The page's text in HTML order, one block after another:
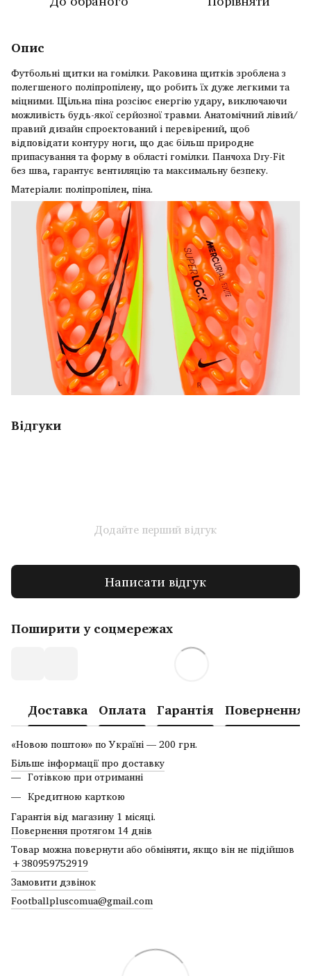
Опис
Футбольні щитки на гомілки. Раковина щитків зроблена з
полегшеного поліпропілену, що робить їх дуже легкими та
міцними. Щільна піна розсіює енергію удару, виключаючи
можливість будь-якої серйозної травми. Анатомічний лівий/
правий дизайн спроектований і перевірений, щоб
відповідати контуру ноги, що дає більш природне
припасування та форму в області гомілки. Панчоха Dry-Fit
без шва, гарантує вентиляцію та максимальну безпеку.
Матеріали: поліпропілен, піна.
Відгуки
Додайте перший відгук
Написати відгук
Поширити у соцмережах
Доставка Оплата Гарантія Повернення
«Новою поштою» по Україні — 200 грн.
Більше інформації про доставку
Готівкою при отриманні
Кредитною карткою
Гарантія від магазину 1 місяці.
Повернення протягом 14 днів
Товар можна повернути або обміняти, якщо він не підійшов
+380959752919
Замовити дзвінок
Footballpluscomua@gmail.com